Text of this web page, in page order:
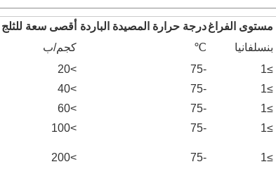
مستوى الفراغدرجة حرارة المصيدة الباردة أقصى سعة للثلج
بنسلفانيا ℃ كجم/ب
≥1
-75
>20
≥1
-75
>40
≥1
-75
>60
≥1
-75
>100
≥1
-75
>200